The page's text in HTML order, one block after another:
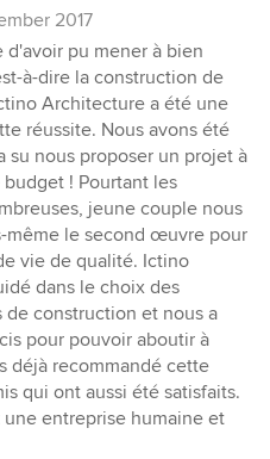
2017
d'avoir pu mener à bien
à-dire la construction de
Architecture a été une
réussite. Nous avons été
nous proposer un projet à
! Pourtant les
jeune couple nous
même le second œuvre pour
vie de qualité. Ictino
dans le choix des
de construction et nous a
pour pouvoir aboutir à
déjà recommandé cette
qui ont aussi été satisfaits.
entreprise humaine et